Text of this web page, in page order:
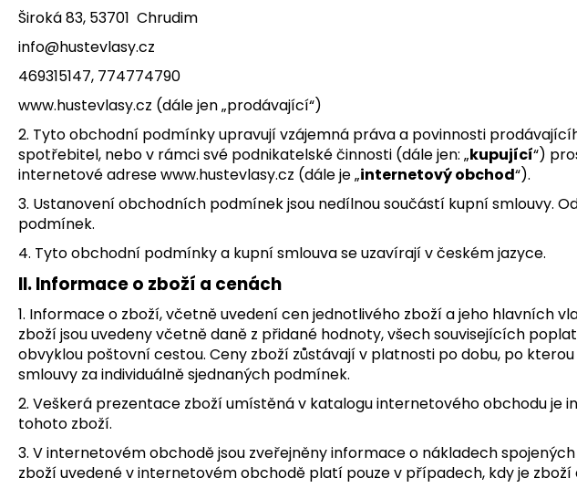
Široká 83, 53701 Chrudim
info@hustevlasy.cz
469315147, 774774790
www.hustevlasy.cz (dále jen „prodávající“)
2. Tyto obchodní podmínky upravují vzájemná práva a povinnosti
spotřebitel, nebo v rámci své podnikatelské činnosti (dále jen: „kupující“)
internetové adrese www.hustevlasy.cz (dále je „internetový obchod“).
3. Ustanovení obchodních podmínek jsou nedílnou součástí kupní smlouvy.
podmínek.
4. Tyto obchodní podmínky a kupní smlouva se uzavírají v českém jazyce.
II. Informace o zboží a cenách
1. Informace o zboží, včetně uvedení cen jednotlivého zboží a jeho hlavních
zboží jsou uvedeny včetně daně z přidané hodnoty, všech souvisejících
obvyklou poštovní cestou. Ceny zboží zůstávají v platnosti po dobu, po
smlouvy za individuálně sjednaných podmínek.
2. Veškerá prezentace zboží umístěná v katalogu internetového obchodu
tohoto zboží.
3. V internetovém obchodě jsou zveřejněny informace o nákladech
zboží uvedené v internetovém obchodě platí pouze v případech, kdy je